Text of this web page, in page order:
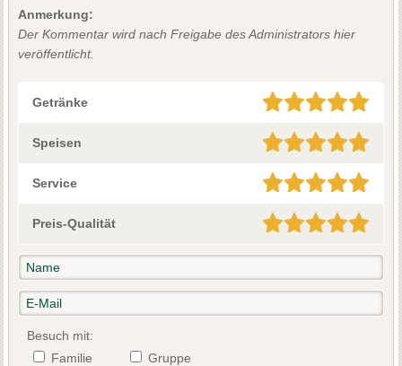
Anmerkung:
Der Kommentar wird nach Freigabe des Administrators hier
veröffentlicht.
Getränke
Speisen
Service
Preis-Qualität
Besuch mit:
Familie
Gruppe